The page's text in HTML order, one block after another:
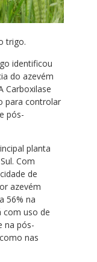
trigo.
identificou
do azevém
Carboxilase
para controlar
pós-
planta
Com
de
azevém
56% na
com uso de
na pós-
nas